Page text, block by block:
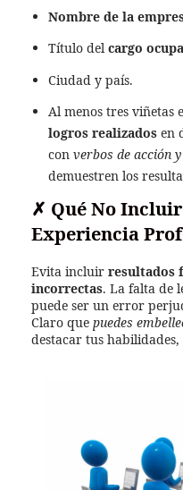
Nombre de la
Título delcargo
Ciudad y país.
Al menos tres viñetas
logros realizadosen
con verbos de acción
demuestren los
✗ Qué No
Experiencia
Evita incluir resultados
incorrectas. La falta de
puede ser un error
Claro que puedes
destacar tus